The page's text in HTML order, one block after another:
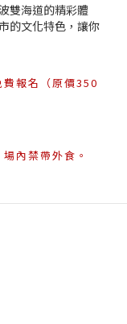
雙海道的精彩體
的文化特色，讓你
報名（原價350
內禁帶外食。